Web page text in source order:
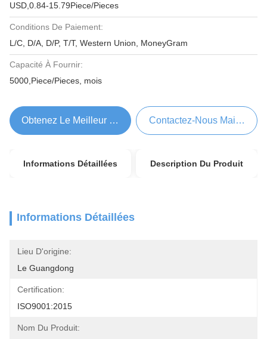
USD,0.84-15.79Piece/Pieces
Conditions De Paiement:
L/C, D/A, D/P, T/T, Western Union, MoneyGram
Capacité À Fournir:
5000,Piece/Pieces, mois
Obtenez Le Meilleur Prix Contactez-Nous Maintenant
Informations Détaillées Description Du Produit
Informations Détaillées
Lieu D'origine:
Le Guangdong
Certification:
ISO9001:2015
Nom Du Produit: